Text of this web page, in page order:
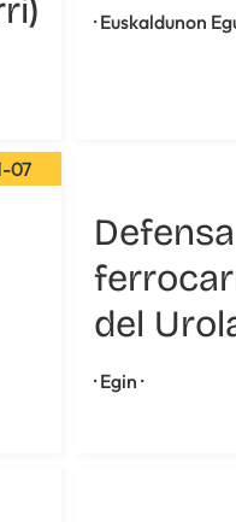
· Euskaldunon
07
del
· Egin ·